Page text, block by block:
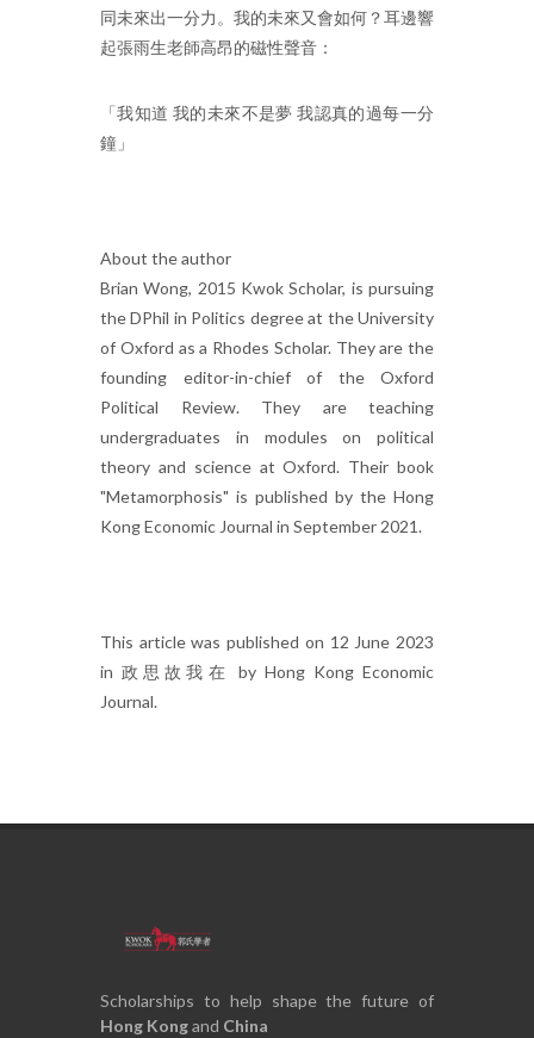
同未來出一分力。我的未來又會如何？耳邊響
起張雨生老師高昂的磁性聲音：
「我知道 我的未來不是夢 我認真的過每一分
鐘」
About the author
Brian Wong, 2015 Kwok Scholar, is pursuing
the DPhil in Politics degree at the University
of Oxford as a Rhodes Scholar. They are the
founding editor-in-chief of the Oxford
Political Review. They are teaching
undergraduates in modules on political
theory and science at Oxford. Their book
"Metamorphosis" is published by the Hong
Kong Economic Journal in September 2021.
This article was published on 12 June 2023
in 政思故我在 by Hong Kong Economic
Journal.
Scholarships to help shape the future of
Hong Kongand China